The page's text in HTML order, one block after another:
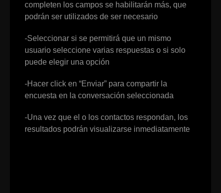
completen los campos se habilitarán más, que
podrán ser utilizados de ser necesario
-Seleccionar si se permitirá que un mismo
usuario seleccione varias respuestas o si solo
puede elegir una opción
-Hacer click en “Enviar” para compartir la
encuesta en la conversación seleccionada
-Una vez que el o los contactos respondan, los
resultados podrán visualizarse inmediatamente